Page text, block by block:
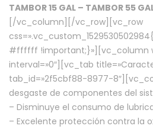
TAMBOR 15 GAL – TAMBOR 55
[/vc_column][/vc_row][vc_row
#ffffff !important;}»][vc_column
interval=»0″][vc_tab
tab_id=»2f5cbf88-8977-
desgaste de componentes del
– Disminuye el consumo de
– Excelente protección contra la